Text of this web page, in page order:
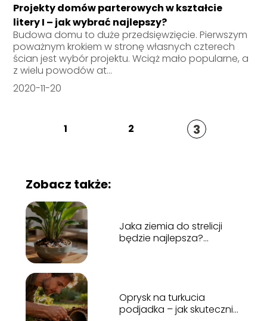
Projekty domów parterowych w kształcie
litery I – jak wybrać najlepszy?
Budowa domu to duże przedsięwzięcie. Pierwszym
poważnym krokiem w stronę własnych czterech
ścian jest wybór projektu. Wciąż mało popularne, a
z wielu powodów at...
2020-11-20
1 2 3
Zobacz także:
Jaka ziemia do strelicji
będzie najlepsza?
Oprysk na turkucia
podjadka – jak skutecznie